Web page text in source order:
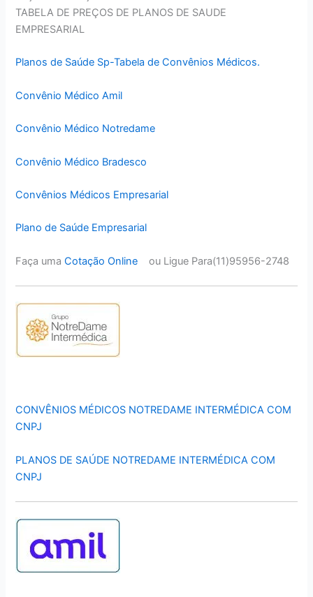
TABELA DE PREÇOS DE PLANOS DE SAUDE
EMPRESARIAL
Planos de Saúde Sp-Tabela de Convênios Médicos.
Convênio Médico Amil
Convênio Médico Notredame
Convênio Médico Bradesco
Convênios Médicos Empresarial
Plano de Saúde Empresarial
Faça umaCotação Online ou Ligue Para(11)95956-2748
CONVÊNIOS MÉDICOS NOTREDAME INTERMÉDICA COM
CNPJ
PLANOS DE SAÚDE NOTREDAME INTERMÉDICA COM
CNPJ